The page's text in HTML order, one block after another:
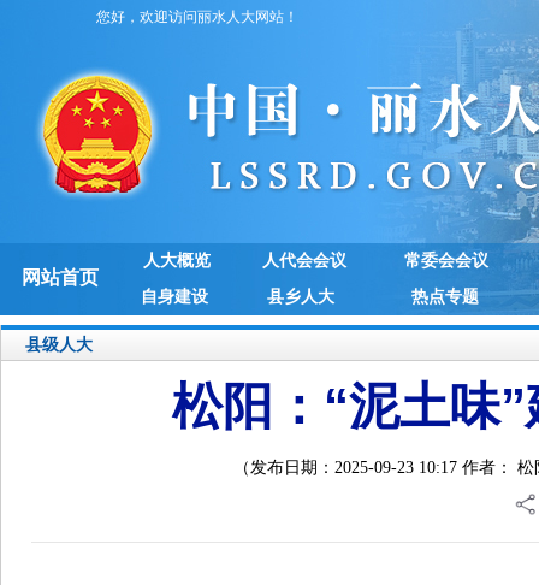
您好，欢迎访问丽水人大网站！
网站首页
人大概览 人代会会议
常委会会议
自身建设
县乡人大 热点专题
县级人大
松阳：“泥土味
（发布日期：2025-09-23 10:17 作者：